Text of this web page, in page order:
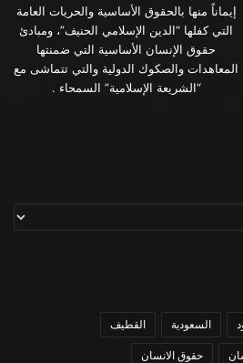
إيماناً منها بالحقوق الأساسية والحريات العامة
التي كفلها “الدين الإسلامي الحنيف”، ومبادئ
حقوق الإنسان الأساسية التي ضمنتها
المعاهدات والصكوك الدولية والتي تتماشى مع
“الشريعة الإسلامية” السمحاء .
السعودية القطيف
حقوق الانسان